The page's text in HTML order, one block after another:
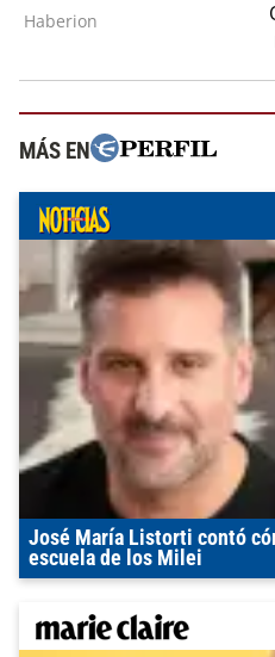
MÁS EN
José María Listorti contó
escuela de los Milei